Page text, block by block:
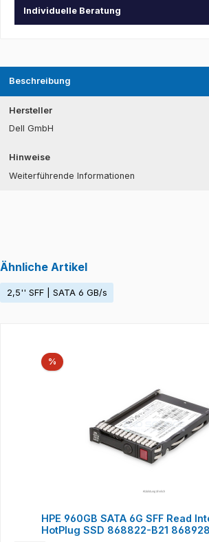
Individuelle Beratung
Beschreibung
Hersteller
Dell GmbH
Hinweise
Weiterführende Informationen
Ähnliche Artikel
2,5'' SFF | SATA 6 GB/s
%Rabatt
HPE 960GB SATA 6G SFF Read
HotPlug SSD 868822-B21